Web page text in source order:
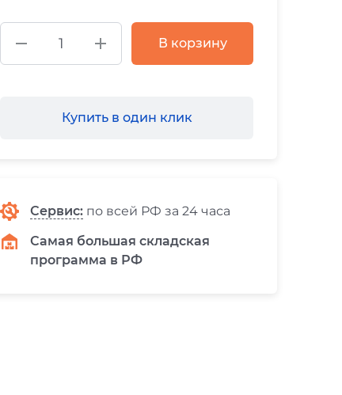
В корзину
Купить в один клик
Сервис: по всей РФ за 24 часа
Самая большая складская
программа в РФ